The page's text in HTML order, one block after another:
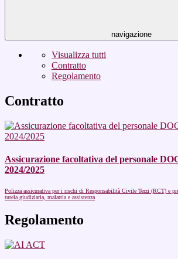
navigazione
Visualizza tutti
Contratto
Regolamento
Contratto
Assicurazione facoltativa del personale
2024/2025
Polizza assicurativa per i rischi di Responsabilità Civile Terzi (RCT) e
tutela giudiziaria, malattia e assistenza
Regolamento